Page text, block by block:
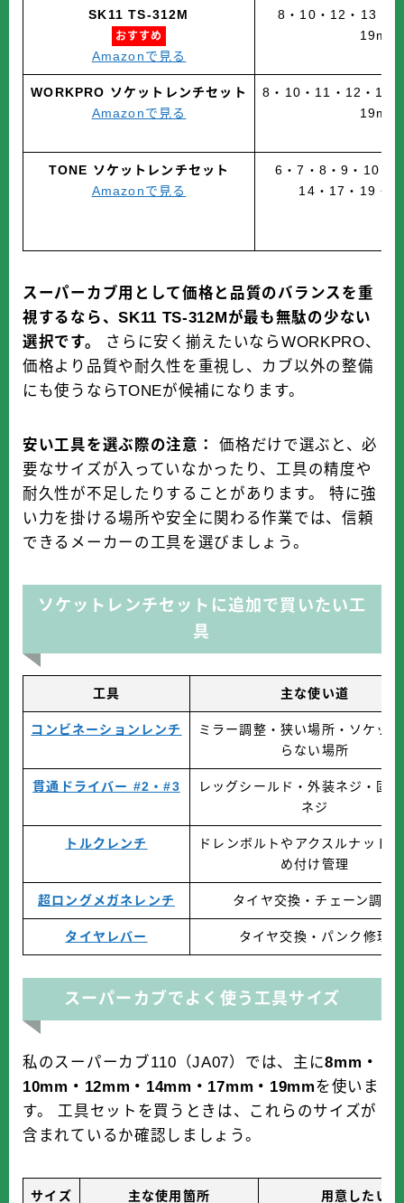
SK11 TS-312M
おすすめ
Amazonで見る
8・10・12・13・
19mm
WORKPRO ソケットレンチセット
Amazonで見る
8・10・11・12・13
19mm
TONE ソケットレンチセット
Amazonで見る
6・7・8・9・10・
14・17・19・
スーパーカブ用として価格と品質のバランスを重
視するなら、SK11 TS-312Mが最も無駄の少ない
選択です。
さらに安く揃えたいならWORKPRO、
価格より品質や耐久性を重視し、カブ以外の整備
にも使うならTONEが候補になります。
安い工具を選ぶ際の注意：
価格だけで選ぶと、必
要なサイズが入っていなかったり、工具の精度や
耐久性が不足したりすることがあります。 特に強
い力を掛ける場所や安全に関わる作業では、信頼
できるメーカーの工具を選びましょう。
ソケットレンチセットに追加で買いたい工
具
工具 主な使い道
コンビネーションレンチ
ミラー調整・狭い場所・ソケッ
らない場所
貫通ドライバー #2・#3
レッグシールド・外装ネジ・固
ネジ
トルクレンチ
ドレンボルトやアクスルナット
め付け管理
超ロングメガネレンチ タイヤ交換・チェーン調整
タイヤレバー タイヤ交換・パンク修理
スーパーカブでよく使う工具サイズ
私のスーパーカブ110（JA07）では、主に8mm・
10mm・12mm・14mm・17mm・19mmを使いま
す。 工具セットを買うときは、これらのサイズが
含まれているか確認しましょう。
サイズ 主な使用箇所 用意したい